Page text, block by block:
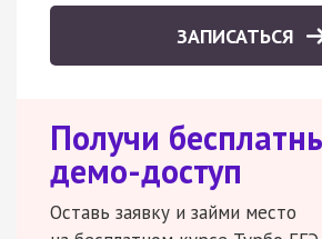
ЗАПИСАТЬСЯ
Получи
демо-доступ
Оставь заявку и займи место